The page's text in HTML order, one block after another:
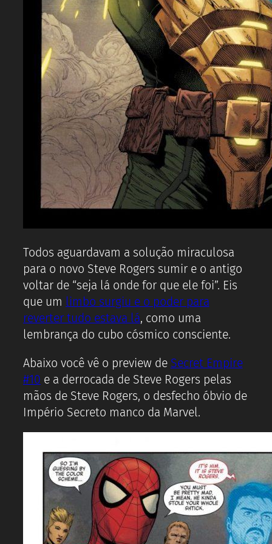
Todos aguardavam a solução miraculosa
para o novo Steve Rogers sumir e o antigo
voltar de “seja lá onde for que ele foi”. Eis
que um limbo surgiu e o poder para
reverter tudo estava lá, como uma
lembrança do cubo cósmico consciente.
Abaixo você vê o preview de Secret Empire
#10 e a derrocada de Steve Rogers pelas
mãos de Steve Rogers, o desfecho óbvio de
Império Secreto manco da Marvel.